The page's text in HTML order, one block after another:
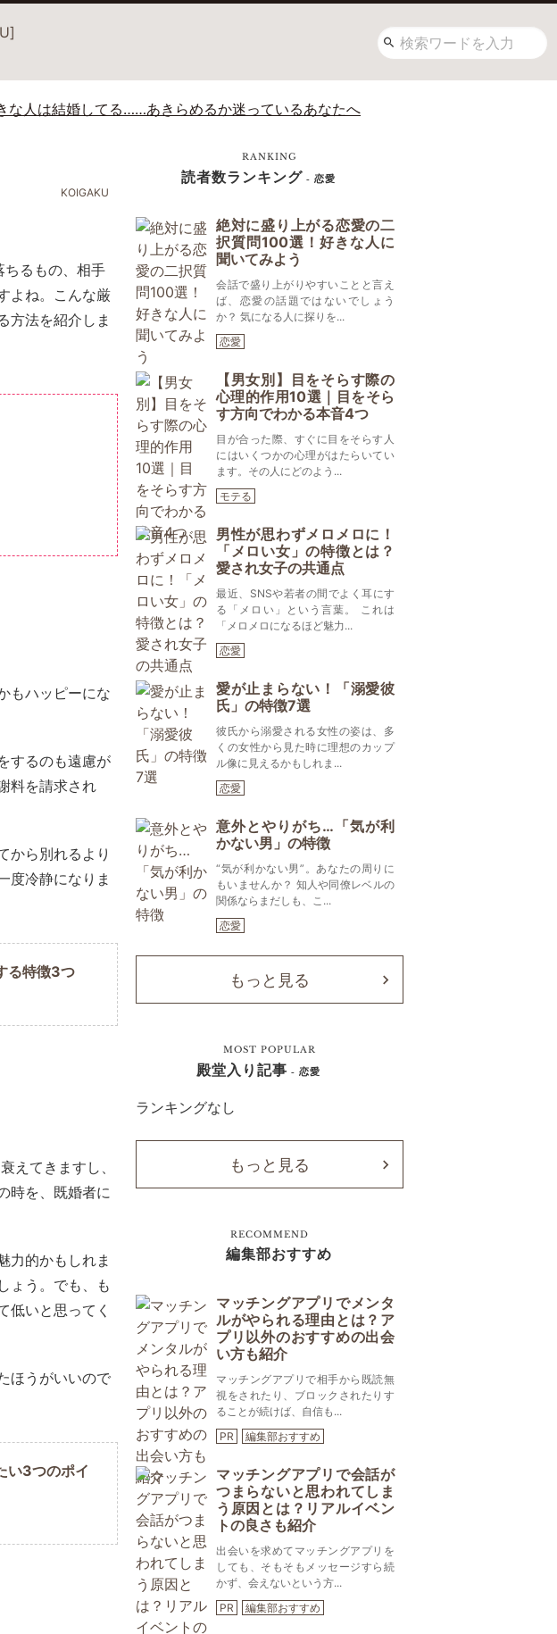
な人は結婚してる……あきらめるか迷っているあなたへ
KOIGAKU
るもの、相手
よね。こんな厳
方法を紹介しま
もハッピーにな
するのも遠慮が
料を請求され
から別れるより
度冷静になりま
る特徴3つ
えてきますし、
時を、既婚者に
力的かもしれま
ょう。でも、も
低いと思ってく
ほうがいいので
い3つのポイ
RANKING
読者数ランキング - 恋愛
絶対に盛り上がる恋愛の二
択質問100選！好きな人に
聞いてみよう
会話で盛り上がりやすいことと言え
ば、恋愛の話題ではないでしょう
か？ 気になる人に探りを...
恋愛
【男女別】目をそらす際の
心理的作用10選｜目をそら
す方向でわかる本音4つ
目が合った際、すぐに目をそらす人
にはいくつかの心理がはたらいてい
ます。その人にどのよう...
モテる
男性が思わずメロメロに！
「メロい女」の特徴とは？
愛され女子の共通点
最近、SNSや若者の間でよく耳にす
る「メロい」という言葉。 これは
「メロメロになるほど魅力...
恋愛
愛が止まらない！「溺愛彼
氏」の特徴7選
彼氏から溺愛される女性の姿は、多
くの女性から見た時に理想のカップ
ル像に見えるかもしれま...
恋愛
意外とやりがち…「気が利
かない男」の特徴
“気が利かない男”。あなたの周りに
もいませんか？ 知人や同僚レベルの
関係ならまだしも、こ...
恋愛
もっと見る
MOST POPULAR
殿堂入り記事 - 恋愛
ランキングなし
もっと見る
RECOMMEND
編集部おすすめ
マッチングアプリでメンタ
ルがやられる理由とは？ア
プリ以外のおすすめの出会
い方も紹介
マッチングアプリで相手から既読無
視をされたり、ブロックされたりす
ることが続けば、自信も...
PR
編集部おすすめ
マッチングアプリで会話が
つまらないと思われてしま
う原因とは？リアルイベン
トの良さも紹介
出会いを求めてマッチングアプリを
しても、そもそもメッセージすら続
かず、会えないという方...
PR
編集部おすすめ